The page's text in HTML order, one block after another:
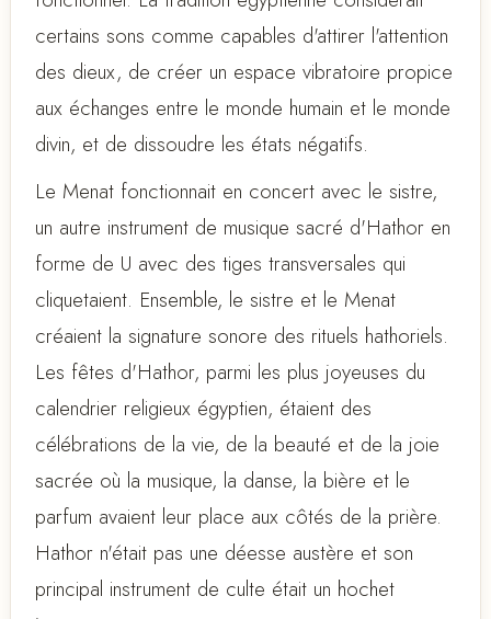
certains sons comme capables d'attirer l'attention
des dieux, de créer un espace vibratoire propice
aux échanges entre le monde humain et le monde
divin, et de dissoudre les états négatifs.
Le Menat fonctionnait en concert avec le sistre,
un autre instrument de musique sacré d'Hathor en
forme de U avec des tiges transversales qui
cliquetaient. Ensemble, le sistre et le Menat
créaient la signature sonore des rituels hathoriels.
Les fêtes d'Hathor, parmi les plus joyeuses du
calendrier religieux égyptien, étaient des
célébrations de la vie, de la beauté et de la joie
sacrée où la musique, la danse, la bière et le
parfum avaient leur place aux côtés de la prière.
Hathor n'était pas une déesse austère et son
principal instrument de culte était un hochet